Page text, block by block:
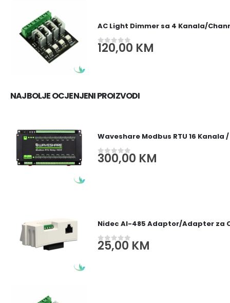
AC Light Dimmer sa 4 Kanala/
out of 5
120,00 KM
NAJBOLJE OCJENJENI PROIZVODI
Waveshare Modbus RTU 16
0out of 5
300,00 KM
Nidec AI-485 Adaptor/Adapter za
0out of 5
25,00KM